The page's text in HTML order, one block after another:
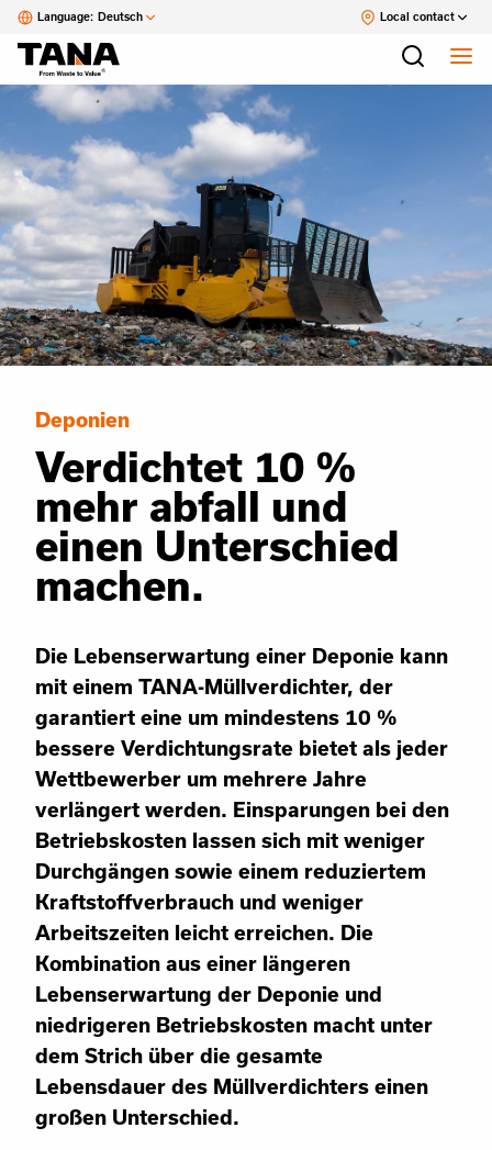
Language: Deutsch Local contact
Deponien
Verdichtet 10 %
mehr abfall und
einen Unterschied
machen.
Die Lebenserwartung einer Deponie kann
mit einem TANA-Müllverdichter, der
garantiert eine um mindestens 10 %
bessere Verdichtungsrate bietet als jeder
Wettbewerber um mehrere Jahre
verlängert werden. Einsparungen bei den
Betriebskosten lassen sich mit weniger
Durchgängen sowie einem reduziertem
Kraftstoffverbrauch und weniger
Arbeitszeiten leicht erreichen. Die
Kombination aus einer längeren
Lebenserwartung der Deponie und
niedrigeren Betriebskosten macht unter
dem Strich über die gesamte
Lebensdauer des Müllverdichters einen
großen Unterschied.